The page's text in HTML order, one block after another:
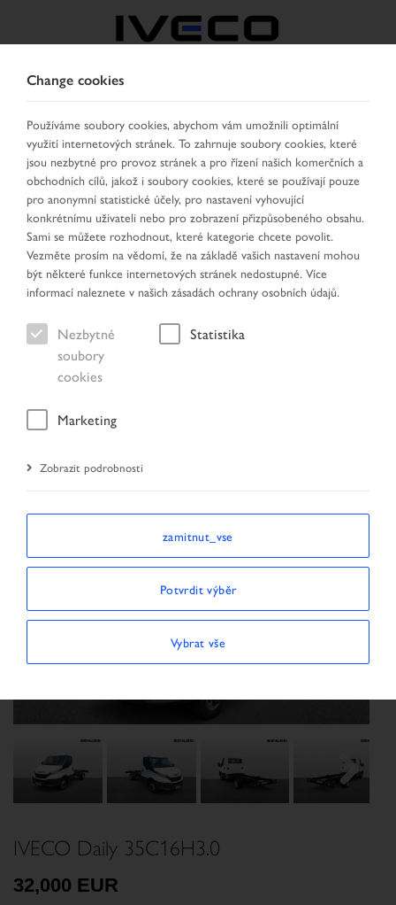
CZECH REPUBLIC /
SLOVAKIA
VYBRAT ZEMI ZMĚNIT JAZYK
Toggle
navigation
MENU
Vozidlo
Úvodní stránka
IVECO Daily 35C16H3.0
32,000 EUR
Change cookies
Používáme soubory cookies, abychom vám umožnili optimální
využití internetových stránek. To zahrnuje soubory cookies, které
jsou nezbytné pro provoz stránek a pro řízení našich komerčních a
obchodních cílů, jakož i soubory cookies, které se používají pouze
pro anonymní statistické účely, pro nastavení vyhovující
konkrétnímu uživateli nebo pro zobrazení přizpůsobeného obsahu.
Sami se můžete rozhodnout, které kategorie chcete povolit.
Vezměte prosím na vědomí, že na základě vašich nastavení mohou
být některé funkce internetových stránek nedostupné. Více
informací naleznete v našich zásadách ochrany osobních údajů.
Nezbytné
soubory
cookies
Statistika
Marketing
Zobrazit podrobnosti
zamitnut_vse
Potvrdit výběr
Vybrat vše